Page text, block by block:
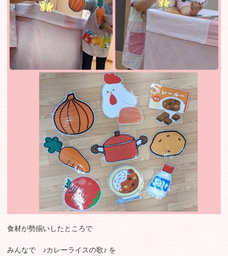
食材が勢揃いしたところで
みんなで ♪カレーライスの歌♪ を